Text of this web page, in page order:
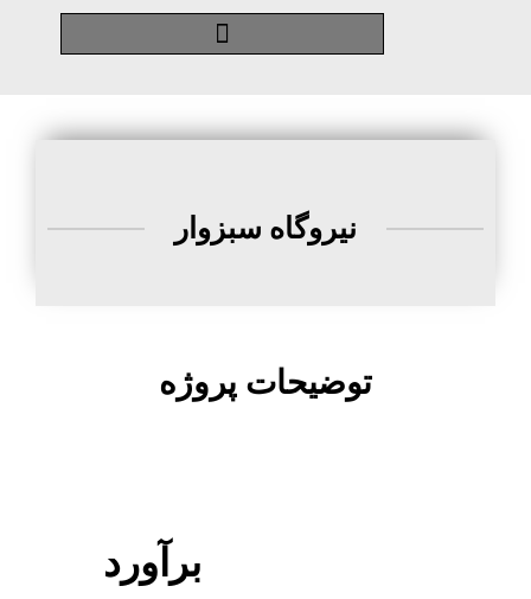
نیروگاه سبزوار
توضیحات پروژه
برآورد